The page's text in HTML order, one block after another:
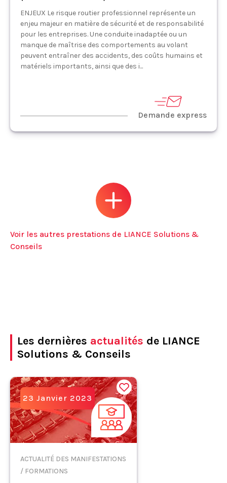
ENJEUX Le risque routier professionnel représente un
enjeu majeur en matière de sécurité et de responsabilité
pour les entreprises. Une conduite inadaptée ou un
manque de maîtrise des comportements au volant
peuvent entraîner des accidents, des coûts humains et
matériels importants, ainsi que des i...
Demande express
Voir les autres prestations de LIANCE Solutions &
Conseils
Les dernières actualités de LIANCE
Solutions & Conseils
23 Janvier 2023
ACTUALITÉ DES MANIFESTATIONS
/ FORMATIONS